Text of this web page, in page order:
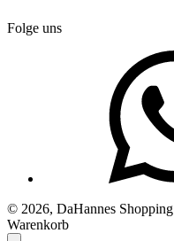
Folge uns
© 2026, DaHannes Shopping
Warenkorb